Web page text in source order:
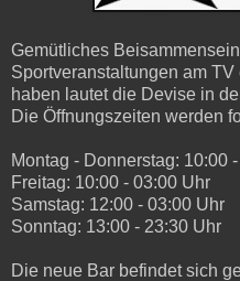
Gemütliches
Sportveranstaltungen am
haben lautet die Devise in
Die Öffnungszeiten werden
Montag - Donnerstag: 10:00
Freitag: 10:00 - 03:00 Uhr
Samstag: 12:00 - 03:00 Uhr
Sonntag: 13:00 - 23:30 Uhr
Die neue Bar befindet sich